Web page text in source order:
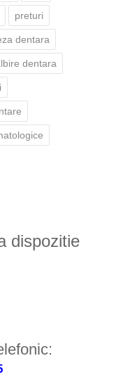
preturi
dentara
dentara
dispozitie